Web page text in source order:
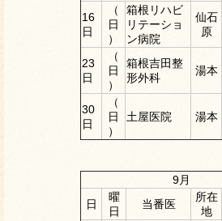
16
日
（
日
）
箱根リハビ
リテーショ
ン病院
仙石
原
23
日
（
日
）
箱根吉田整
形外科
湯本
30
日
（
日
）
土屋医院 湯本
9月
日
曜
日
当番医
所在
地